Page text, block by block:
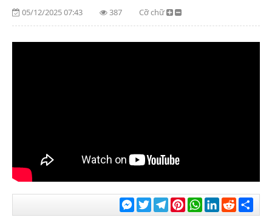
05/12/2025 07:43 387 Cỡ chữ
Messenger
TwitterTelegramPinterestWhatsApp
LinkedIn
Reddit